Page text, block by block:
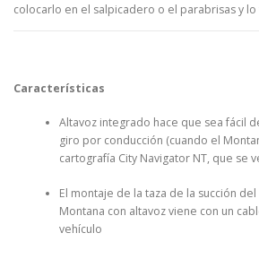
colocarlo en el salpicadero o el parabrisas y
Características
Altavoz integrado hace que sea fácil
giro por conducción (cuando el
cartografía City Navigator NT, que se
El montaje de la taza de la succión
Montana con altavoz viene con un
vehículo